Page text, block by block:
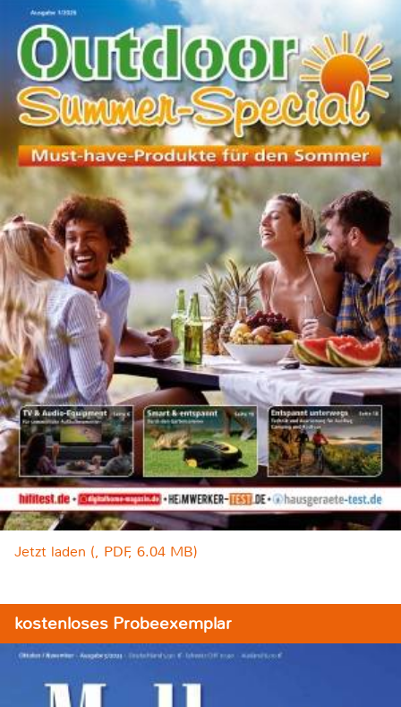
Jetzt laden (, PDF, 6.04 MB)
kostenloses Probeexemplar